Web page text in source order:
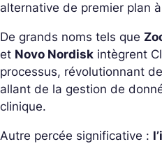
alternative de premier plan
De grands noms tels que
et Novo Nordisk intègrent
processus, révolutionnant
allant de la gestion de
clinique.
Autre percée significative :